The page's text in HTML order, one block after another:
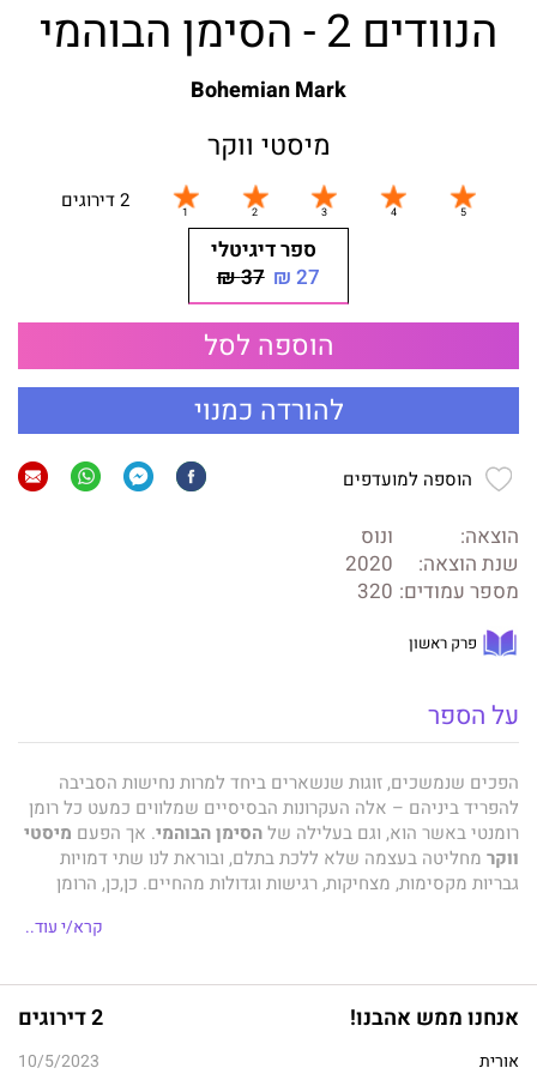
הנוודים 2 - הסימן הבוהמי
Bohemian Mark
מיסטי ווקר
2 דירוגים
ספר דיגיטלי
27 ₪
37 ₪
הוספה לסל
להורדה כמנוי
הוספה למועדפים
הוצאה:
ונוס
שנת הוצאה:
2020
מספר עמודים: 320
פרק ראשון
על הספר
הפכים שנמשכים, זוגות שנשארים ביחד למרות נחישות הסביבה
להפריד ביניהם – אלה העקרונות הבסיסיים שמלווים כמעט כל רומן
רומנטי באשר הוא, וגם בעלילה שלהסימן הבוהמי. אך הפעם מיסטי
ווקר מחליטה בעצמה שלא ללכת בתלם, ובוראת לנו שתי דמויות
גבריות מקסימות, מצחיקות, רגישות וגדולות מהחיים. כן,כן, הרומן
טוב, מסור למשפחה ודואג לה. הוא גבר שקט ומופנם שהולך בתלם,
אך בתוך תוכו יש לו חלומות גדולים ושאיפות לפרוץ את המחסומים
קרא/י עוד..
אנחנו ממש אהבנו! 2 דירוגים
אורית 10/5/2023